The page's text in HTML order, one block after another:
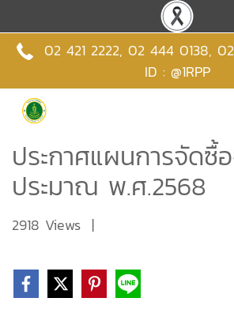
02 421 2222, 02 444 0138,
ID : @1RPP
ประกาศแผนการจัดซื้
ประมาณ พ.ศ.2568
2918 Views |